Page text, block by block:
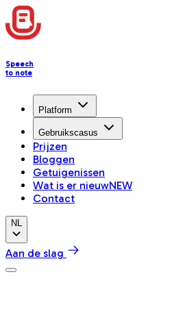
Speech
to note
Platform
Gebruikscasus
Prijzen
Bloggen
Getuigenissen
Wat is er nieuwNEW
Contact
NL
Aan de slag